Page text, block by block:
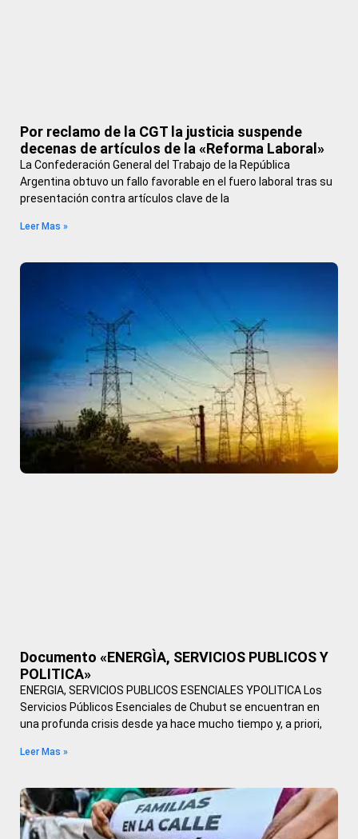
Por reclamo de la CGT la justicia suspende
decenas de artículos de la «Reforma Laboral»
La Confederación General del Trabajo de la República
Argentina obtuvo un fallo favorable en el fuero laboral tras su
presentación contra artículos clave de la
Leer Mas »
Documento «ENERGÌA, SERVICIOS PUBLICOS Y
POLITICA»
ENERGIA, SERVICIOS PUBLICOS ESENCIALES YPOLITICA Los
Servicios Públicos Esenciales de Chubut se encuentran en
una profunda crisis desde ya hace mucho tiempo y, a priori,
Leer Mas »